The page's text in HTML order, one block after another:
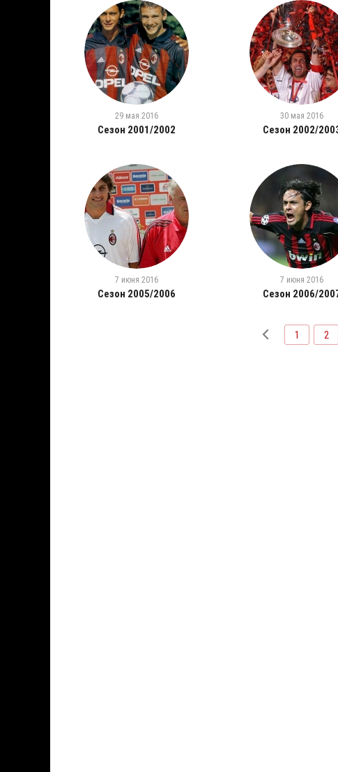
29 мая 2016
Сезон 2001/2002
30 мая 2016
Сезон 2002/
7 июня 2016
Сезон 2005/2006
7 июня 2016
Сезон 2006/
1 2